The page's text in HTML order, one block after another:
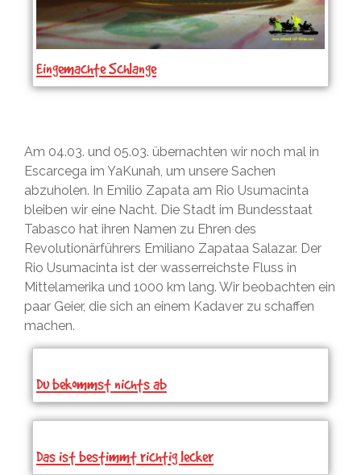
Eingemachte Schlange
Am 04.03. und 05.03. übernachten wir noch mal in
Escarcega im YaKunah, um unsere Sachen
abzuholen. In Emilio Zapata am Rio Usumacinta
bleiben wir eine Nacht. Die Stadt im Bundesstaat
Tabasco hat ihren Namen zu Ehren des
Revolutionärführers Emiliano Zapataa Salazar. Der
Rio Usumacinta ist der wasserreichste Fluss in
Mittelamerika und 1000 km lang. Wir beobachten ein
paar Geier, die sich an einem Kadaver zu schaffen
machen.
Du bekommst nichts ab
Das ist bestimmt richtig lecker